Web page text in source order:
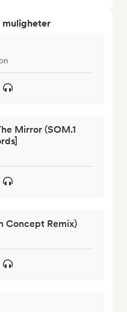
muligheter
Mirror (SOM.1
Concept Remix)